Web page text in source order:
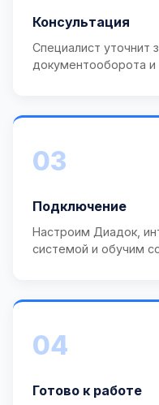
Консультация
Специалист уточнит
документооборота
03
Подключение
Настроим Диадок,
системой и обучим
04
Готово к работе